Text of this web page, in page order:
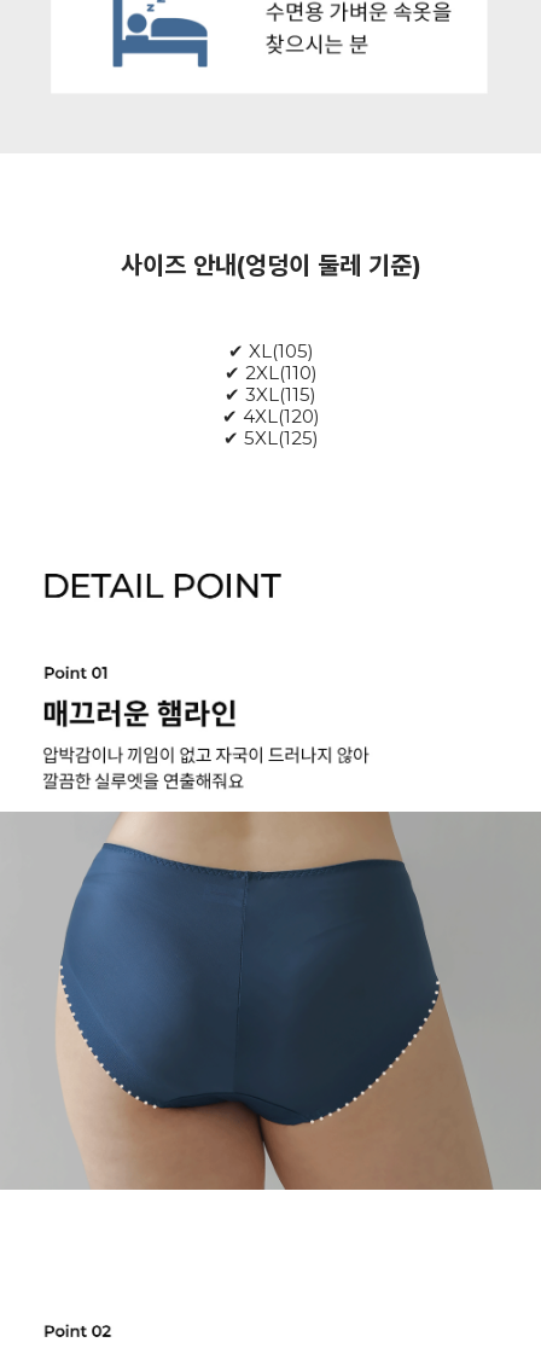
사이즈 안내(엉덩이 둘레 기준)
✔ XL(105)
✔ 2XL(110)
✔ 3XL(115)
✔ 4XL(120)
✔ 5XL(125)